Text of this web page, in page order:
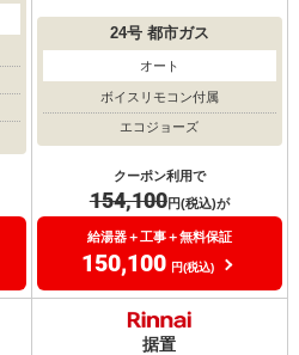
24号都市ガス
オート
ボイスリモコン付属
エコジョーズ
クーポン利用で
154,100円(税込)が
給湯器＋工事＋無料保証
150,100 円(税込)
据置